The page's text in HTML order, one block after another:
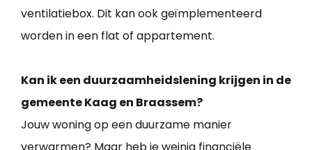
ventilatiebox. Dit kan ook geïmplementeerd
worden in een flat of appartement.
Kan ik een duurzaamheidslening krijgen in de
gemeente Kaag en Braassem?
Jouw woning op een duurzame manier
verwarmen? Maar heb je weinig financiële